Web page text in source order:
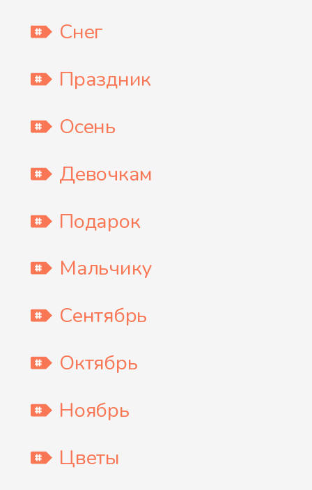
Снег
Праздник
Осень
Девочкам
Подарок
Мальчику
Сентябрь
Октябрь
Ноябрь
Цветы